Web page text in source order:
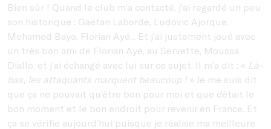
Bien sûr ! Quand le club m’a contacté, j’ai regardé un peu
son historique : Gaëtan Laborde, Ludovic Ajorque,
Mohamed Bayo, Florian Ayé... Et j’ai justement joué avec
un très bon ami de Florian Ayé, au Servette, Moussa
Diallo, et j’ai échangé avec lui sur ce sujet. Il m’a dit : « Là-
bas, les attaquants marquent beaucoup !» Je me suis dit
que ça ne pouvait qu’être bon pour moi et que c’était le
bon moment et le bon endroit pour revenir en France. Et
ça se vérifie aujourd’hui puisque je réalise ma meilleure